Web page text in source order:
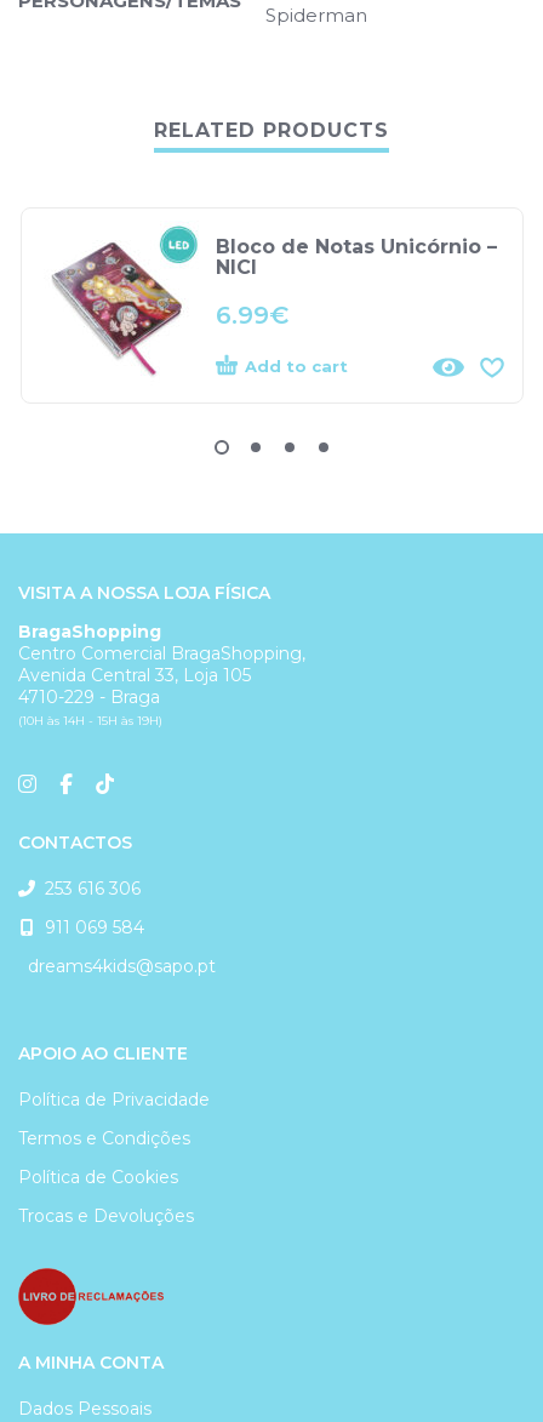
Spiderman
RELATED PRODUCTS
Bloco de Notas Unicórnio –
NICI
6.99€
Add to cart
VISITA A NOSSA LOJA FÍSICA
BragaShopping
Centro Comercial BragaShopping,
Avenida Central 33, Loja 105
4710-229 - Braga
(10H às 14H - 15H às 19H)
CONTACTOS
253 616 306
911 069 584
dreams4kids@sapo.pt
APOIO AO CLIENTE
Política de Privacidade
Termos e Condições
Política de Cookies
Trocas e Devoluções
A MINHA CONTA
Dados Pessoais